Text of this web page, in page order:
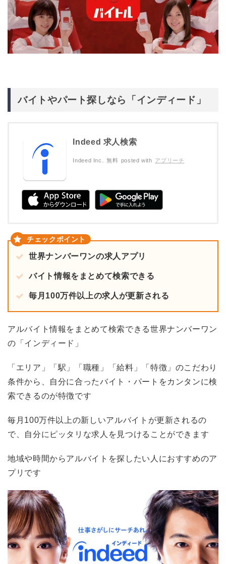
バイトやパート探しなら「インディード」
Indeed 求人検索
Indeed Inc. 無料 posted with アプリーチ
世界ナンバーワンの求人アプリ
バイト情報をまとめて検索できる
毎月100万件以上の求人が更新される
アルバイト情報をまとめて検索できる世界ナンバーワン
の「インディード」
「エリア」「駅」「職種」「給料」「特徴」のこだわり
条件から、自分に合ったバイト・パートをカンタンに検
索できるのが特徴です
毎月100万件以上の新しいアルバイトが更新されるの
で、自分にピッタリな求人を見つけることができます
地域や時間からアルバイトを探したい人におすすめのア
プリです